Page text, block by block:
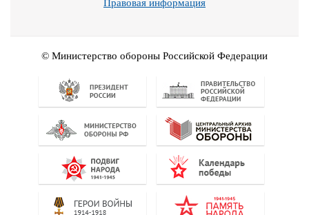
Правовая информация
© Министерство обороны Российской Федерации